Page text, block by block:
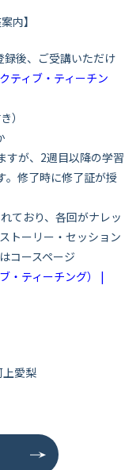
内】
録後、ご受講いただけ
ティブ・ティーチン
）
すが、2週目以降の学習
。修了時に修了証が授
ており、各回がナレッ
トーリー・セッション
コースページ
・ティーチング） |
愛梨